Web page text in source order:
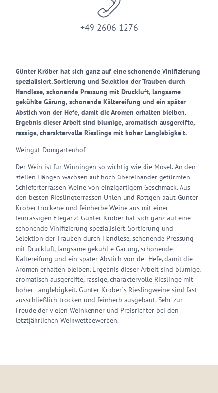
+49 2606 1276
Günter Kröber hat sich ganz auf eine schonende Vinifizierung
spezialisiert. Sortierung und Selektion der Trauben durch
Handlese, schonende Pressung mit Druckluft, langsame
gekühlte Gärung, schonende Kältereifung und ein später
Abstich von der Hefe, damit die Aromen erhalten bleiben.
Ergebnis dieser Arbeit sind blumige, aromatisch ausgereifte,
rassige, charaktervolle Rieslinge mit hoher Langlebigkeit.
Weingut Domgartenhof
Der Wein ist für Winningen so wichtig wie die Mosel. An den
steilen Hängen wachsen auf hoch übereinander getürmten
Schieferterrassen Weine von einzigartigem Geschmack. Aus
den besten Rieslingterrassen Uhlen und Röttgen baut Günter
Kröber trockene und feinherbe Weine aus mit einer
feinrassigen Eleganz! Günter Kröber hat sich ganz auf eine
schonende Vinifizierung spezialisiert. Sortierung und
Selektion der Trauben durch Handlese, schonende Pressung
mit Druckluft, langsame gekühlte Gärung, schonende
Kältereifung und ein später Abstich von der Hefe, damit die
Aromen erhalten bleiben. Ergebnis dieser Arbeit sind blumige,
aromatisch ausgereifte, rassige, charaktervolle Rieslinge mit
hoher Langlebigkeit. Günter Kröber´s Rieslingweine sind fast
ausschließlich trocken und feinherb ausgebaut. Sehr zur
Freude der vielen Weinkenner und Preisrichter bei den
letztjährlichen Weinwettbewerben.